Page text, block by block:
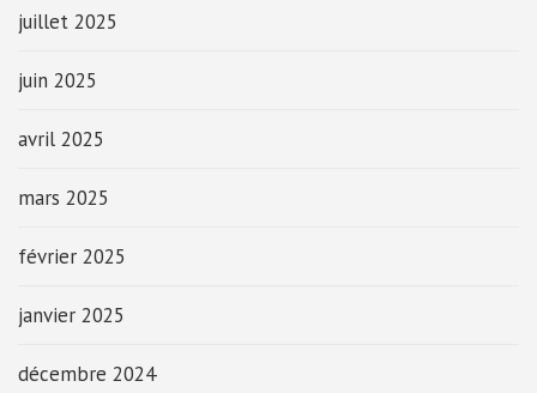
juillet 2025
juin 2025
avril 2025
mars 2025
février 2025
janvier 2025
décembre 2024